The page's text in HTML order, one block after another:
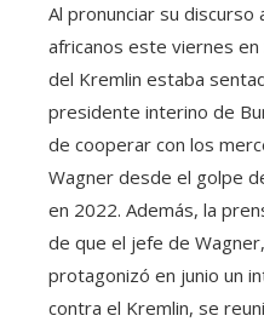
Al pronunciar su
africanos este viernes
del Kremlin estaba
presidente interino de
de cooperar con los
Wagner desde el golpe
en 2022. Además, la
de que el jefe de
protagonizó en junio un
contra el Kremlin, se